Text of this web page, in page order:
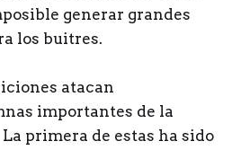
generar grandes
los buitres.
atacan
importantes de la
primera de estas ha sido